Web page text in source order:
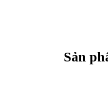
Sản